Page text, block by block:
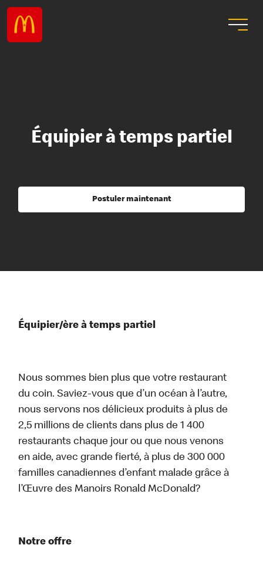
Équipier à temps partiel
Postuler maintenant
Équipier/ère à temps partiel
Nous sommes bien plus que votre restaurant
du coin. Saviez-vous que d’un océan à l’autre,
nous servons nos délicieux produits à plus de
2,5 millions de clients dans plus de 1 400
restaurants chaque jour ou que nous venons
en aide, avec grande fierté, à plus de 300 000
familles canadiennes d’enfant malade grâce à
l’Œuvre des Manoirs Ronald McDonald?
Notre offre